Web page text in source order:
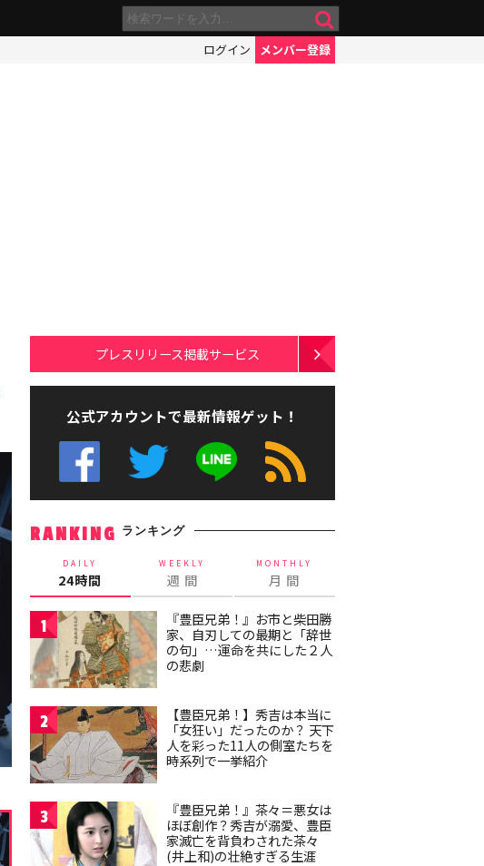
ログイン メンバー登録
プレスリリース掲載サービス
公式アカウントで最新情報ゲット！
RANKING ランキング
DAILY
24時間
WEEKLY
週 間
MONTHLY
月 間
1
『豊臣兄弟！』お市と柴田勝
家、自刃しての最期と「辞世
の句」…運命を共にした２人
の悲劇
2
【豊臣兄弟！】秀吉は本当に
「女狂い」だったのか？ 天下
人を彩った11人の側室たちを
時系列で一挙紹介
3
『豊臣兄弟！』茶々＝悪女は
ほぼ創作？秀吉が溺愛、豊臣
家滅亡を背負わされた茶々
(井上和)の壮絶すぎる生涯